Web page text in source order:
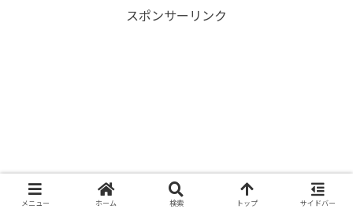
スポンサーリンク
メニュー ホーム 検索 トップ サイドバー